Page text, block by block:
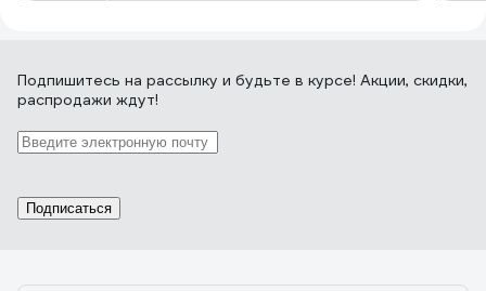
Подпишитесь на рассылку и будьте в курсе! Акции, скидки,
распродажи ждут!
Подписаться